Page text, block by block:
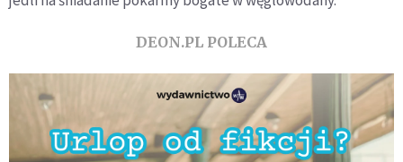
DEON.PL POLECA